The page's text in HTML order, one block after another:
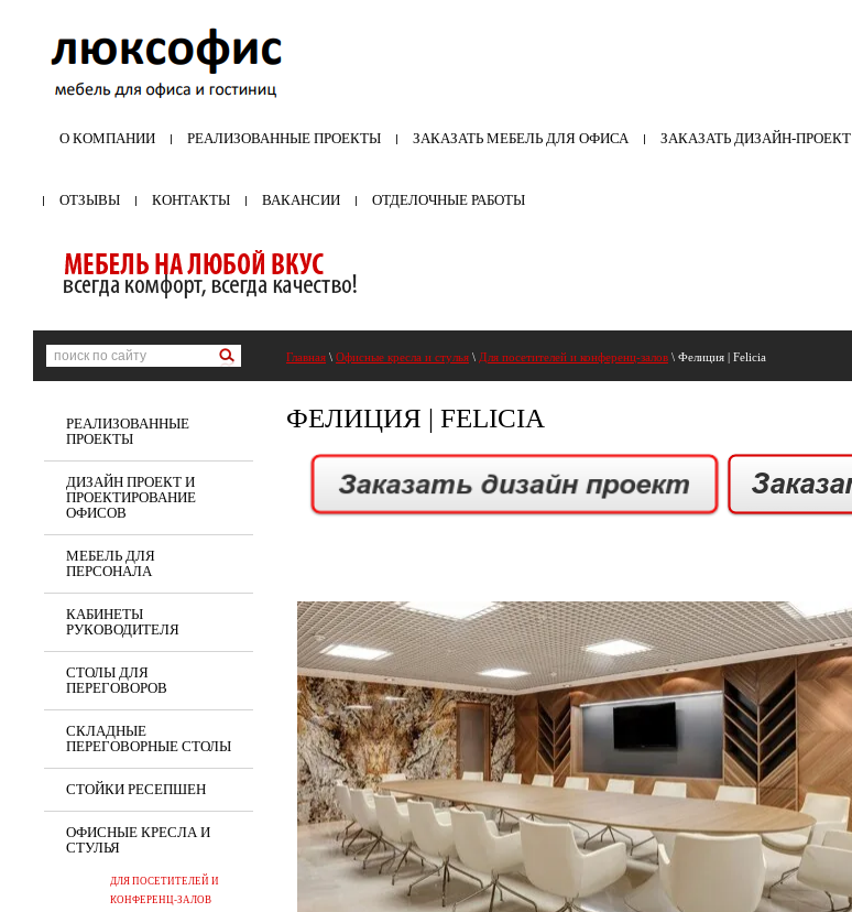
О КОМПАНИИ РЕАЛИЗОВАННЫЕ ПРОЕКТЫ ЗАКАЗАТЬ МЕБЕЛЬ ДЛЯ ОФИСА ЗАКАЗАТЬ ДИЗАЙН-ПРОЕКТ
ОТЗЫВЫ КОНТАКТЫ ВАКАНСИИ ОТДЕЛОЧНЫЕ РАБОТЫ
Главная \ Офисные кресла и стулья \ Для посетителей и конференц-залов \ Фелиция | Felicia
ФЕЛИЦИЯ | FELICIA
РЕАЛИЗОВАННЫЕ
ПРОЕКТЫ
ДИЗАЙН ПРОЕКТ И
ПРОЕКТИРОВАНИЕ
ОФИСОВ
МЕБЕЛЬ ДЛЯ
ПЕРСОНАЛА
КАБИНЕТЫ
РУКОВОДИТЕЛЯ
СТОЛЫ ДЛЯ
ПЕРЕГОВОРОВ
СКЛАДНЫЕ
ПЕРЕГОВОРНЫЕ СТОЛЫ
СТОЙКИ РЕСЕПШЕН
ОФИСНЫЕ КРЕСЛА И
СТУЛЬЯ
ДЛЯ ПОСЕТИТЕЛЕЙ И
КОНФЕРЕНЦ-ЗАЛОВ